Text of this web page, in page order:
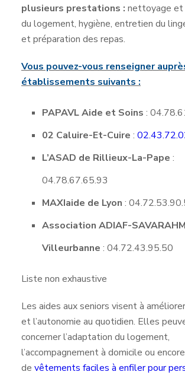
plusieurs prestations : nettoyage
du logement, hygiène, entretien du
et préparation des repas.
Vous pouvez-vous renseigner
établissements suivants :
PAPAVL Aide et Soins :
02 Caluire-Et-Cuire :
L’ASAD de Rillieux-La-Pape :
04.78.67.65.93
MAXIaide de Lyon :
Association ADIAF-
Villeurbanne : 04.72.43.95.50
Liste non exhaustive
Les aides aux seniors visent à
et l’autonomie au quotidien. Elles
concerner l’adaptation du logement,
l’accompagnement à domicile ou
de vêtements faciles à enfiler pour